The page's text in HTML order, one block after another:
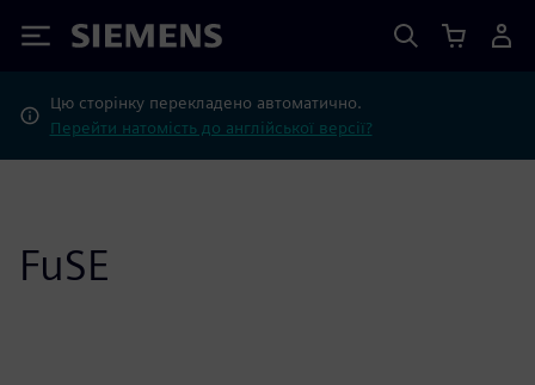
Siemens
Цю сторінку перекладено автоматично.
Перейти натомість до англійської версії?
FuSE